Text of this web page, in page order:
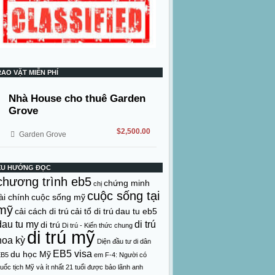
VẶT MIỄN PHÍ
Nhà House cho thuê Garden
Grove
Garden Grove $2,500.00
HƯỚNG ĐỌC
trình eb5 chị chứng minh
chính cuộc sống mỹcuộc sống tại
cải cách di trú cải tổ di trú dau tu eb5
tu mydi trú Di trú - Kiến thức chung di trú
kỳ di trú mỹ Diện đầu tư di dân
du học Mỹ EB5 visa em F-4: Người có
tịch Mỹ và ít nhất 21 tuổi được bảo lãnh anh